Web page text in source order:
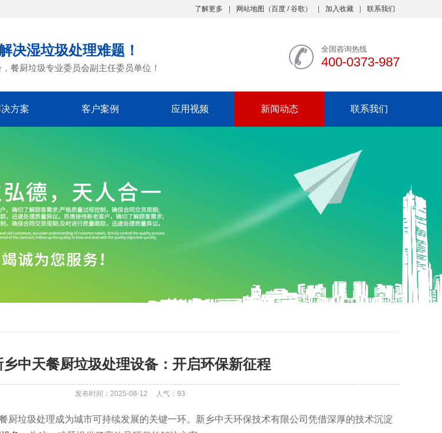
了解更多 网站地图 （百度 /谷歌 ） 加入收藏 联系我们
决湿垃圾处理难题！
餐厨垃圾专业委员会副主任委员单位！
全国咨询热线
400-0373-987
方案 客户案例 应用视频 新闻动态 联系我们
乡中天餐厨垃圾处理设备：开启环保新征程
发布时间：2025-08-12 人气： 93
厨垃圾处理成为城市可持续发展的关键一环。新乡中天环保技术有限公司凭借深厚的技术沉淀